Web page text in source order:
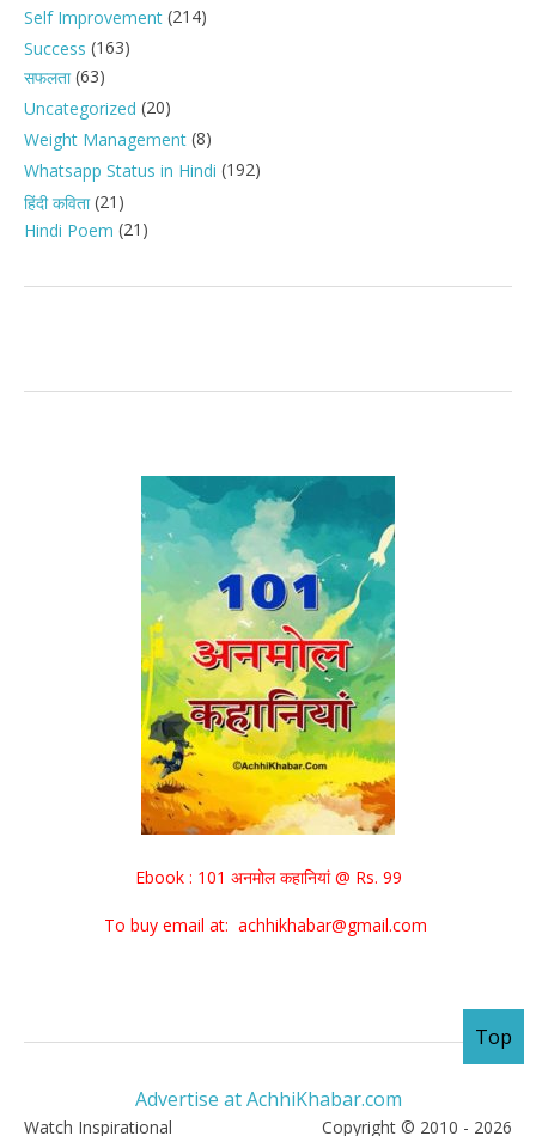
Self Improvement (214)
Success (163)
सफलता(63)
Uncategorized (20)
Weight Management (8)
Whatsapp Status in Hindi (192)
हिंदी कविता(21)
Hindi Poem (21)
Ebook : 101 अनमोल कहानियां @ Rs. 99
To buy email at: achhikhabar@gmail.com
Advertise at AchhiKhabar.com
Watch Inspirational Copyright © 2010 - 2026
Top